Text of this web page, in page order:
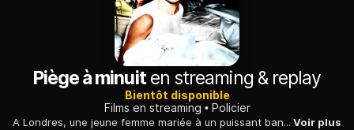
Piège à minuiten streaming & replay
Bientôt disponible
Films en streaming
Policier
A Londres, une jeune femme mariée à un puissant banquier est persécutée par un mystérieux inconnu. Elle fait appel aux hommes de Scotland Yard... Voir plus